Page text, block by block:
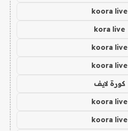
koora live
kora live
koora live
koora live
كورة لايف
koora live
koora live